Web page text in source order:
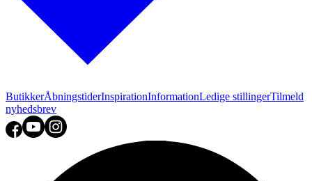
ButikkerÅbningstiderInspirationInformationLedige stillingerTilmeld
nyhedsbrev